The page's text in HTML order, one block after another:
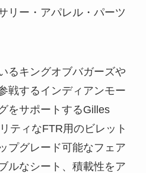
リー・アパレル・パーツ
るキングオブバガーズや
戦するインディアンモー
をサポートするGilles
ティなFTR用のビレット
プグレード可能なフェア
ルなシート、積載性をア